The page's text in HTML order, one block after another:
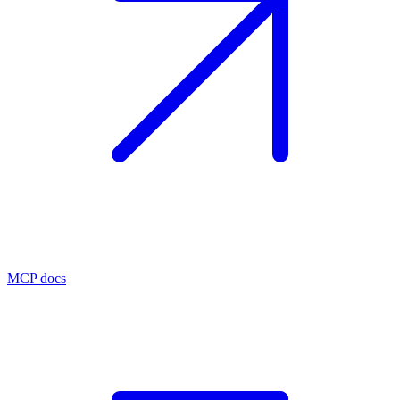
MCP docs